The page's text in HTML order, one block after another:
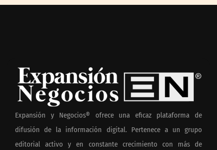
Expansión y Negocios® ofrece una eficaz plataforma de
difusión de la información digital. Pertenece a un grupo
editorial activo y en constante crecimiento con más de